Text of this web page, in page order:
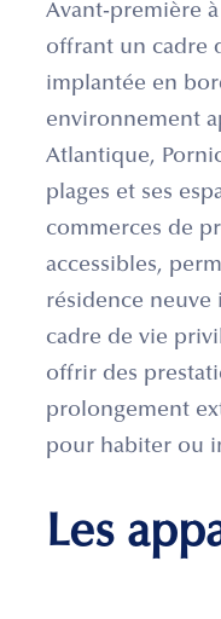
Avant-première
offrant un cadre
implantée en
environnement
Atlantique,
plages et ses
commerces de
accessibles,
résidence neuve
cadre de vie
offrir des
prolongement
pour habiter ou
Les